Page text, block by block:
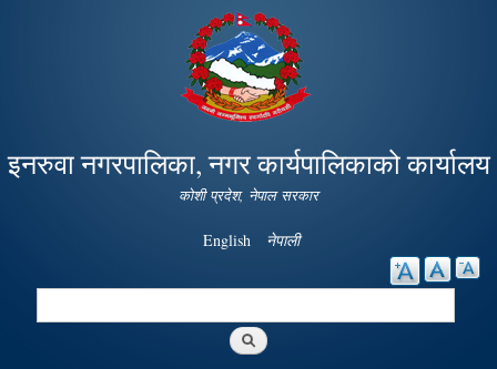
Skip to
main
content
इनरुवा नगरपालिका, नगर कार्यपालिकाको कार्यालय
कोशी प्रदेश, नेपाल सरकार
English नेपाली
Search